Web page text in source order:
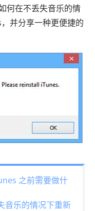
何在不丢失音乐的情
并分享一种更便捷的
之前需要做什
音乐的情况下重新